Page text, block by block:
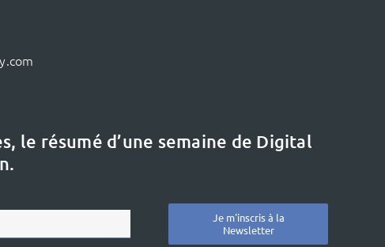
le résumé d’une semaine de Digital
Je m'inscris à la
Newsletter